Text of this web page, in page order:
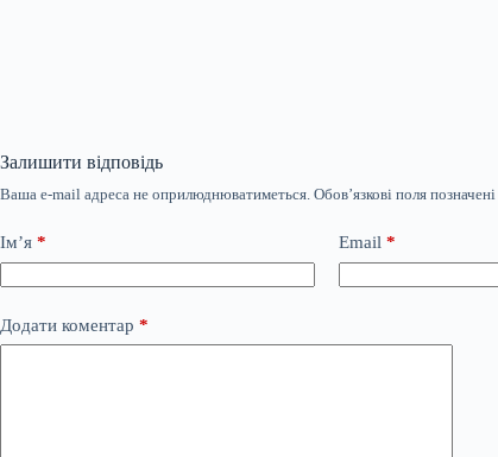
Залишити відповідь
Ваша e-mail адреса не оприлюднюватиметься. Обов’язкові поля позначені
Ім’я * Email *
Додати коментар *